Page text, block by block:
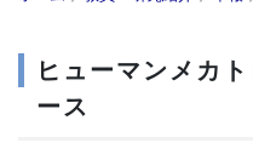
ヒューマンメカ
ース